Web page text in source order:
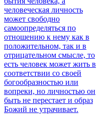
человеческая личность
может свободно
самоопределяться по
отношению к нему как в
положительном, так и в
отрицательном смысле, то
есть человек может жить в
соответствии со своей
богообразностью или
вопреки, но личностью он
быть не перестает и образ
Божий не утрачивает.